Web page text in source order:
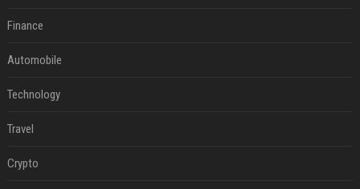
Finance
Automobile
Technology
Travel
Crypto